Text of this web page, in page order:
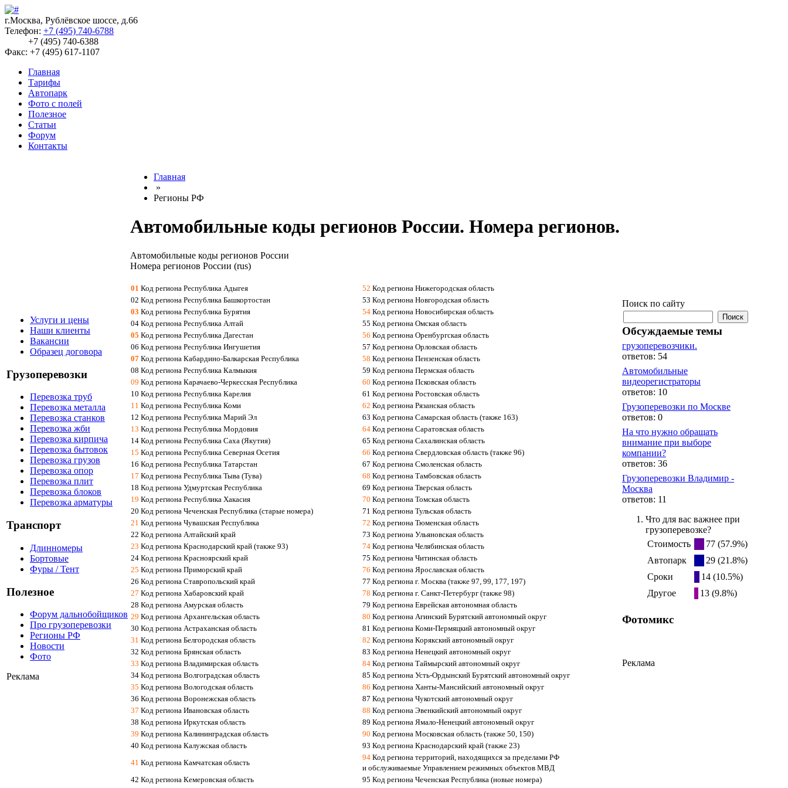
г.Москва, Рублёвское шоссе, д.66
Телефон: +7 (495) 740-6788
+7 (495) 740-6388
Факс: +7 (495) 617-1107
Главная
Тарифы
Автопарк
Фото с полей
Полезное
Статьи
Форум
Контакты
Услуги и цены
Наши клиенты
Вакансии
Образец договора
Грузоперевозки
Перевозка труб
Перевозка металла
Перевозка станков
Перевозка жби
Перевозка кирпича
Перевозка бытовок
Перевозка грузов
Перевозка опор
Перевозка плит
Перевозка блоков
Перевозка арматуры
Транспорт
Длинномеры
Бортовые
Фуры / Тент
Полезное
Форум дальнобойщиков
Про грузоперевозки
Регионы РФ
Новости
Фото
Реклама
Главная
»
Регионы РФ
Автомобильные коды регионов России. Номера регионов.
Автомобильные коды регионов России
Номера регионов России (rus)
01 Код региона Республика Адыгея 52 Код региона Нижегородская область
02 Код региона Республика Башкортостан
53 Код региона Новгородская область
03 Код региона Республика Бурятия 54 Код региона Новосибирская область
04 Код региона Республика Алтай
55 Код региона Омская область
05 Код региона Республика Дагестан 56 Код региона Оренбургская область
06 Код региона Республика Ингушетия
57 Код региона Орловская область
07 Код региона Кабардино-Балкарская Республика 58 Код региона Пензенская область
08 Код региона Республика Калмыкия
59 Код региона Пермская область
09 Код региона Карачаево-Черкесская Республика 60 Код региона Псковская область
10 Код региона Республика Карелия
61 Код региона Ростовская область
11 Код региона Республика Коми 62 Код региона Рязанская область
12 Код региона Республика Марий Эл
63 Код региона Самарская область (также 163)
13 Код региона Республика Мордовия 64 Код региона Саратовская область
14 Код региона Республика Саха (Якутия)
65 Код региона Сахалинская область
15 Код региона Республика Северная Осетия 66 Код региона Свердловская область (также 96)
16 Код региона Республика Татарстан
67 Код региона Смоленская область
17 Код региона Республика Тыва (Тува) 68 Код региона Тамбовская область
18 Код региона Удмуртская Республика
69 Код региона Тверская область
19 Код региона Республика Хакасия 70 Код региона Томская область
20 Код региона Чеченская Республика (старые номера)
71 Код региона Тульская область
21 Код региона Чувашская Республика 72 Код региона Тюменская область
22 Код региона Алтайский край
73 Код региона Ульяновская область
23 Код региона Краснодарский край (также 93) 74 Код региона Челябинская область
24 Код региона Красноярский край
75 Код региона Читинская область
25 Код региона Приморский край 76 Код региона Ярославская область
26 Код региона Ставропольский край
77 Код региона г. Москва (также 97, 99, 177, 197)
27 Код региона Хабаровский край 78 Код региона г. Санкт-Петербург (также 98)
28 Код региона Амурская область
79 Код региона Еврейская автономная область
29 Код региона Архангельская область 80 Код региона Агинский Бурятский автономный округ
30 Код региона Астраханская область
81 Код региона Коми-Пермяцкий автономный округ
31 Код региона Белгородская область 82 Код региона Корякский автономный округ
32 Код региона Брянская область
83 Код региона Ненецкий автономный округ
33 Код региона Владимирская область 84 Код региона Таймырский автономный округ
34 Код региона Волгоградская область
85 Код региона Усть-Ордынский Бурятский автономный округ
35 Код региона Вологодская область 86 Код региона Ханты-Мансийский автономный округ
36 Код региона Воронежская область
87 Код региона Чукотский автономный округ
37 Код региона Ивановская область 88 Код региона Эвенкийский автономный округ
38 Код региона Иркутская область
89 Код региона Ямало-Ненецкий автономный округ
39 Код региона Калининградская область 90 Код региона Московская область (также 50, 150)
40 Код региона Калужская область
93 Код региона Краснодарский край (также 23)
41 Код региона Камчатская область
94 Код региона территорий, находящихся за пределами РФ
и обслуживаемые Управлением режимных объектов МВД
42 Код региона Кемеровская область
95 Код региона Чеченская Республика (новые номера)
Поиск по сайту
Обсуждаемые темы
грузоперевозчики.
ответов: 54
Автомобильные
видеорегистраторы
ответов: 10
Грузоперевозки по Москве
ответов: 0
На что нужно обращать
внимание при выборе
компании?
ответов: 36
Грузоперевозки Владимир -
Москва
ответов: 11
Что для вас важнее при
грузоперевозке?
Стоимость
77 (57.9%)
Автопарк
29 (21.8%)
Сроки
14 (10.5%)
Другое
13 (9.8%)
Фотомикс
Реклама